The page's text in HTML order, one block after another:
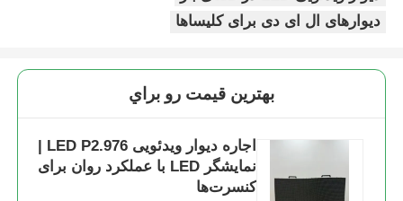
دیوارهای ال ای دی برای کلیساها
بهترين قيمت رو براي
نمایشگر LED با عملکرد روان برای
کنسرت‌ها